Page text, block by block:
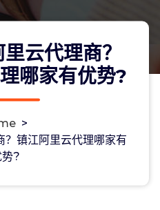
云代理商？
哪家有优势?
>
？镇江阿里云代理哪家有
?
理商？镇江阿里云